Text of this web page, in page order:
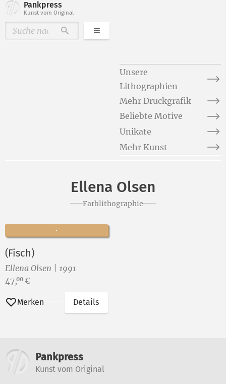
Pankpress
Kunst vom Original
DurchsuchenKategorien
Unsere
Lithographien
Mehr Druckgrafik
Beliebte Motive
Unikate
Mehr Kunst
Ellena Olsen
Farblithographie
(Fisch)
Ellena Olsen | 1991
Preis:
47,00 €
Merken Details
Weitere Informationen
Pankpress
Kunst vom Original